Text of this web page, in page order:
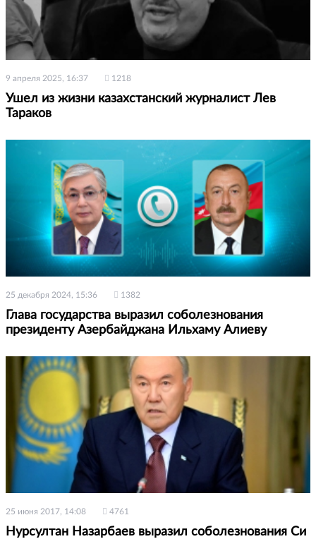
9 апреля 2025, 16:37 1218
Ушел из жизни казахстанский журналист Лев
Тараков
25 декабря 2024, 15:36 1382
Глава государства выразил соболезнования
президенту Азербайджана Ильхаму Алиеву
25 июня 2017, 14:08 4761
Нурсултан Назарбаев выразил соболезнования Си